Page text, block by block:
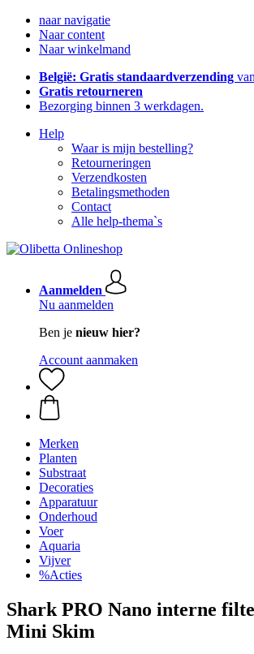
naar navigatie
Naar content
Naar winkelmand
België: Gratis standaardverzending
Gratis retourneren
Bezorging binnen 3 werkdagen.
Help
Waar is mijn bestelling?
Retourneringen
Verzendkosten
Betalingsmethoden
Contact
Alle help-thema`s
Aanmelden
Nu aanmelden
Ben je nieuw hier?
Account aanmaken
Merken
Planten
Substraat
Decoraties
Apparatuur
Onderhoud
Voer
Aquaria
Vijver
%Acties
Shark PRO Nano interne
Mini Skim